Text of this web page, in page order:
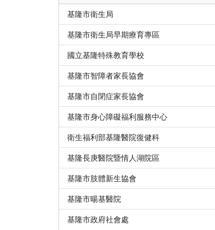
基隆市衛生局
基隆市衛生局早期療育專區
國立基隆特殊教育學校
基隆市智障者家長協會
基隆市自閉症家長協會
基隆市身心障礙福利服務中心
衛生福利部基隆醫院復健科
基隆長庚醫院暨情人湖院區
基隆市肢體新生協會
基隆市暘基醫院
基隆市政府社會處